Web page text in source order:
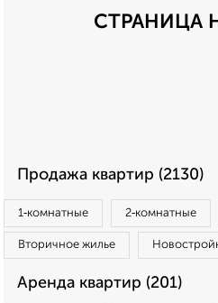
СТРАНИЦА
Продажа квартир (2130)
1‑комнатные 2‑комнатные
Вторичное жилье
Аренда квартир (201)